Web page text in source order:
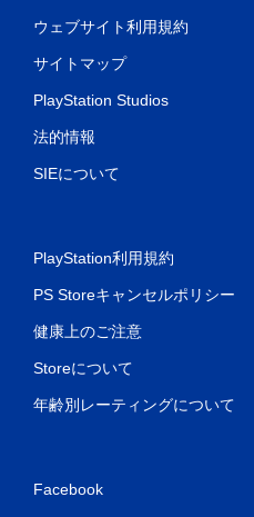
ウェブサイト利用規約
サイトマップ
PlayStation Studios
法的情報
SIEについて
PlayStation利用規約
PS Storeキャンセルポリシー
健康上のご注意
Storeについて
年齢別レーティングについて
Facebook